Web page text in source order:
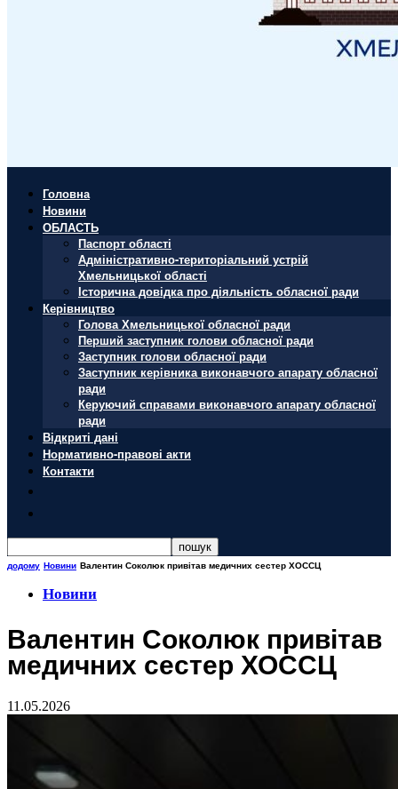
Головна
Новини
ОБЛАСТЬ
Паспорт області
Адміністративно-територіальний устрій
Хмельницької області
Історична довідка про діяльність обласної ради
Керівництво
Голова Хмельницької обласної ради
Перший заступник голови обласної ради
Заступник голови обласної ради
Заступник керівника виконавчого апарату обласної
ради
Керуючий справами виконавчого апарату обласної
ради
Відкриті дані
Нормативно-правові акти
Контакти
додому Новини Валентин Соколюк привітав медичних сестер ХОССЦ
Новини
Валентин Соколюк привітав
медичних сестер ХОССЦ
11.05.2026